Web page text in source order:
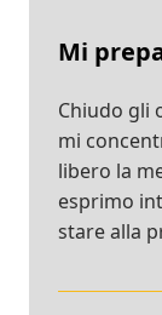
Mi
Chiudo gli
mi
libero la
esprimo
stare alla